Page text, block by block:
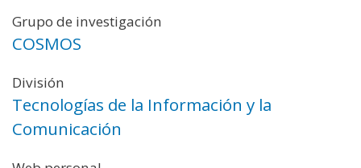
Grupo de investigación
COSMOS
División
Tecnologías de la Información y la
Comunicación